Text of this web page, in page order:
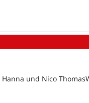
und Nico